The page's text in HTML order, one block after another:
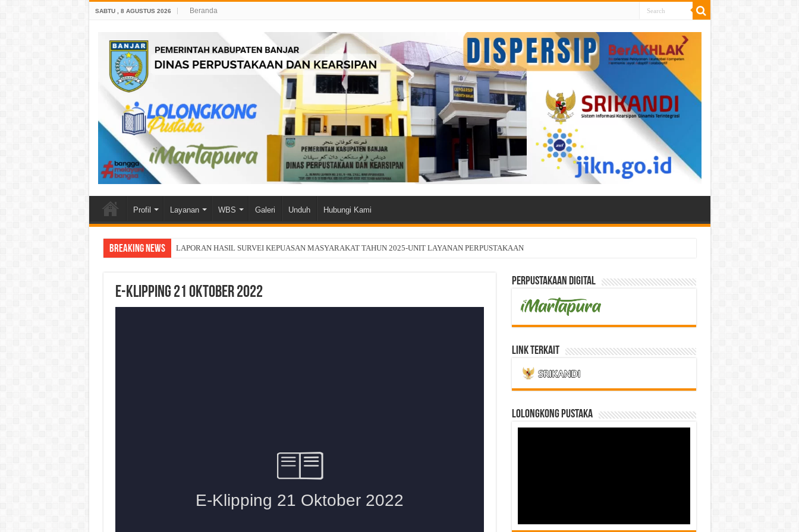
SABTU , 8 AGUSTUS 2026 Beranda
Profil Layanan WBS Galeri Unduh Hubungi Kami
Breaking News LAPORAN HASIL SURVEI KEPUASAN MASYARAKAT TAHUN 2025-UNIT LAYANAN PERPUSTAKAAN
E-Klipping 21 Oktober 2022
Perpustakaan Digital
Link Terkait
LOLONGKONG PUSTAKA